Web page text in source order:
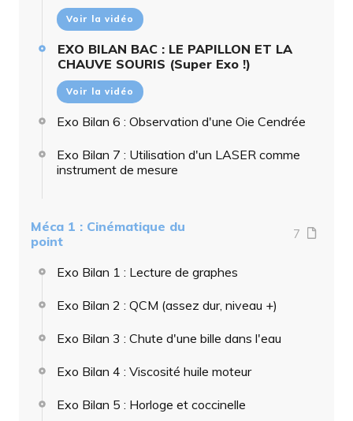
Voir la vidéo
EXO BILAN BAC : LE PAPILLON ET LA
CHAUVE SOURIS (Super Exo !)
Voir la vidéo
Exo Bilan 6 : Observation d'une Oie Cendrée
Exo Bilan 7 : Utilisation d'un LASER comme
instrument de mesure
Méca 1 : Cinématique du
point
7
Exo Bilan 1 : Lecture de graphes
Exo Bilan 2 : QCM (assez dur, niveau +)
Exo Bilan 3 : Chute d'une bille dans l'eau
Exo Bilan 4 : Viscosité huile moteur
Exo Bilan 5 : Horloge et coccinelle